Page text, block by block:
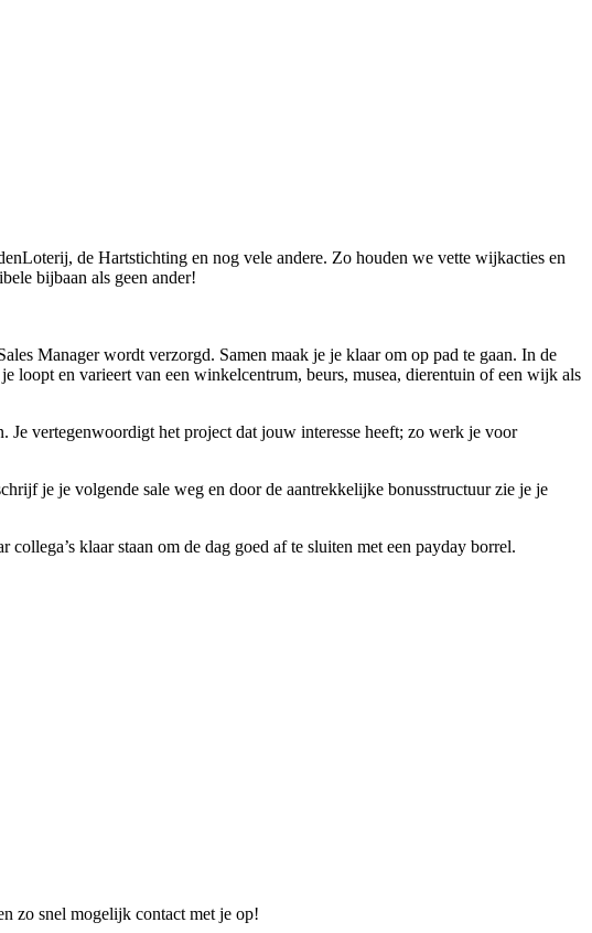
de Hartstichting en nog vele andere. Zo houden we vette wijkacties en
bijbaan als geen ander!
Manager wordt verzorgd. Samen maak je je klaar om op pad te gaan. In de
loopt en varieert van een winkelcentrum, beurs, musea, dierentuin of een wijk als
Je vertegenwoordigt het project dat jouw interesse heeft; zo werk je voor
je je volgende sale weg en door de aantrekkelijke bonusstructuur zie je je
klaar staan om de dag goed af te sluiten met een payday borrel.
zo snel mogelijk contact met je op!